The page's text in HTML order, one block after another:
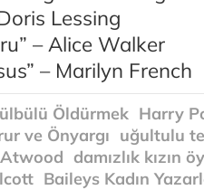
Lessing
– Alice Walker
– Marilyn French
Öldürmek Harry
ve Önyargı uğultulu
damızlık kızın
Baileys Kadın